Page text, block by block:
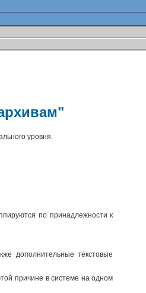
уровня.
по принадлежности к
дополнительные текстовые
причине в системе на одном